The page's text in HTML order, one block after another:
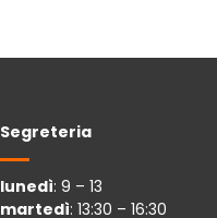
Segreteria
lunedì: 9 – 13
martedì: 13:30 – 16:30